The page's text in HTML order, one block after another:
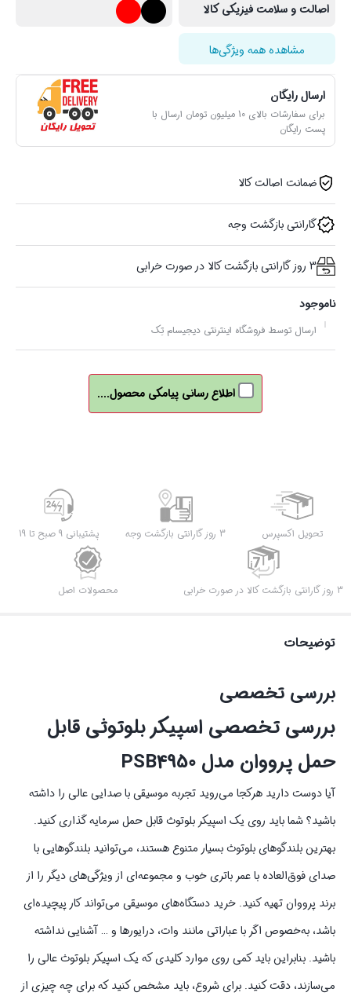
اصالت و سلامت فیزیکی کالا
مشاهده همه ویژگی‌ها
ارسال رایگان
برای سفارشات بالای 10 میلیون تومان ارسال با
پست رایگان
ضمانت اصالت کالا
گارانتی بازگشت وجه
3 روز گارانتی بازگشت کالا در صورت خرابی
ناموجود
ارسال توسط فروشگاه اینترنتی دیجیسام تِک
اطلاع رسانی پیامکی محصول....
تحویل اکسپرس 3 روز گارانتی بازگشت وجه پشتیبانی 9 صبح تا 19
3 روز گارانتی بازگشت کالا در صورت خرابی محصولات اصل
توضیحات
بررسی تخصصی
بررسی تخصصی اسپیکر بلوتوثی قابل
حمل پرووان مدل PSB4950
آیا دوست دارید هرکجا می‌روید تجربه موسیقی با صدایی عالی را داشته
باشید؟ شما باید روی یک اسپیکر بلوتوث قابل حمل سرمایه گذاری کنید.
بهترین بلندگوهای بلوتوث بسیار متنوع هستند، می‌توانید بلندگوهایی با
صدای فوق‌العاده با عمر باتری خوب و مجموعه‌ای از ویژگی‌های دیگر را از
برند پرووان تهیه کنید. خرید دستگاه‌های موسیقی می‌تواند کار پیچیده‌ای
باشد، به‌خصوص اگر با عباراتی مانند وات، درایورها و … آشنایی نداشته
باشید. بنابراین باید کمی روی موارد کلیدی که یک اسپیکر بلوتوث عالی را
می‌سازند، دقت کنید. برای شروع، باید مشخص کنید که برای چه چیزی از